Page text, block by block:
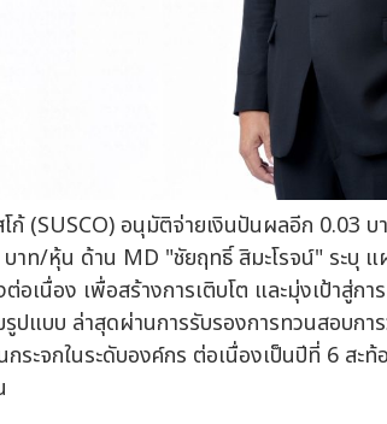
ก้ (SUSCO) อนุมัติจ่ายเงินปันผลอีก 0.03
าท/หุ้น ด้าน MD "ชัยฤทธิ์ สิมะโรจน์" ระบุ
อเนื่อง เพื่อสร้างการเติบโต และมุ่งเป้า
ปแบบ ล่าสุดผ่านการรับรองการทวนสอบกา
กระจกในระดับองค์กร ต่อเนื่องเป็นปีที่ 6 ส